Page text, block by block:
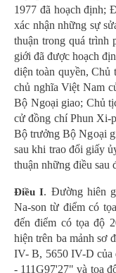
1977 đã hoạch định;
xác nhận những sự
thuận trong quá trình
giới đã được hoạch
diện toàn quyền,
chủ nghĩa Việt Nam
Bộ Ngoại giao; Chủ
cử đồng chí Phun Xi-
Bộ trưởng Bộ Ngoại
sau khi trao đổi giấy
thuận những điều sau
Điều I. Đường hiên
Na-son từ điểm có
đến điểm có tọa độ
hiện trên ba mảnh sơ
IV- B, 5650 IV-D của
- 111G97'27" và tọa